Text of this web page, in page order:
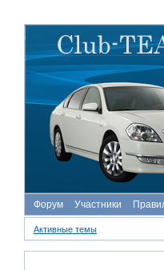
Форум Участники
Активные темы